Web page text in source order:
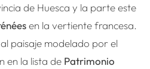
de Huesca y la parte este
en la vertiente francesa.
paisaje modelado por el
en la lista de Patrimonio